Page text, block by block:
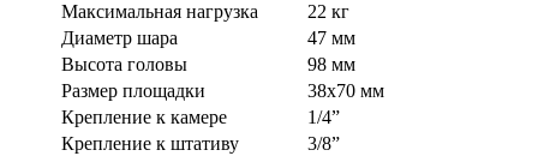
Максимальная нагрузка
22 кг
Диаметр шара
47 мм
Высота головы
98 мм
Размер площадки
38х70 мм
Крепление к камере
1/4”
Крепление к штативу
3/8”